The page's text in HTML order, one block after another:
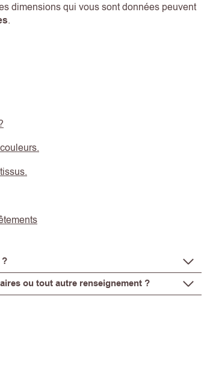
dimensions qui vous sont données peuvent
.
ou tout autre renseignement ?